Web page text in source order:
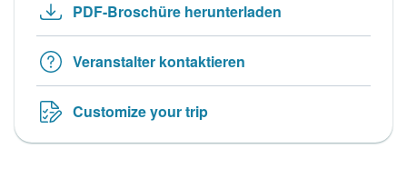
PDF-Broschüre herunterladen
Veranstalter kontaktieren
Customize your trip